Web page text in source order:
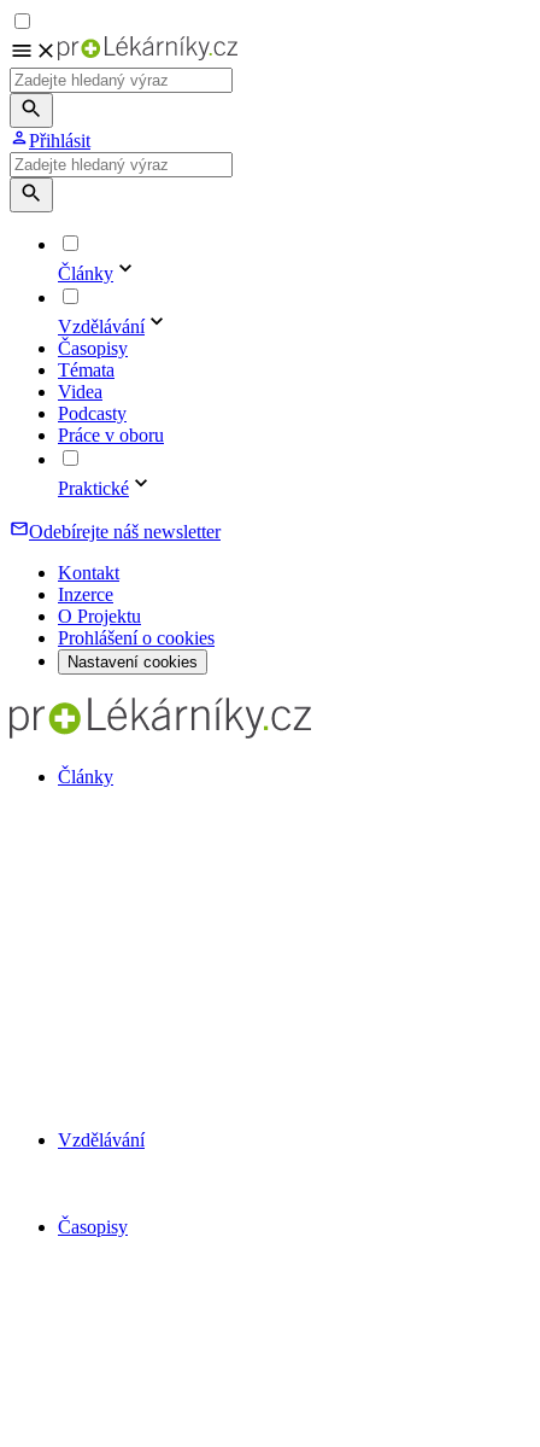
Přihlásit
Články
Vzdělávání
Časopisy
Témata
Videa
Podcasty
Práce v oboru
Praktické
Odebírejte náš newsletter
Kontakt
Inzerce
O Projektu
Prohlášení o cookies
Nastavení cookies
Články
Vzdělávání
Časopisy